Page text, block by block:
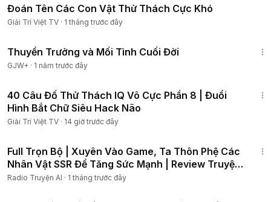
Đoán Tên Các Con Vật Thử Thách Cực Khó
Giải Trí Việt TV · 1 tháng trước đây
Thuyền Trưởng và Mối Tình Cuối Đời
GJW+ · 1 năm trước đây
40 Câu Đố Thử Thách IQ Vô Cực Phần 8 | Đuổi
Hình Bắt Chữ Siêu Hack Não
Giải Trí Việt TV · 14 giờ trước đây
Full Trọn Bộ | Xuyên Vào Game, Ta Thôn Phệ Các
Nhân Vật SSR Để Tăng Sức Mạnh | Review Truyện
Tranh
Radio Truyện AI · 1 tháng trước đây